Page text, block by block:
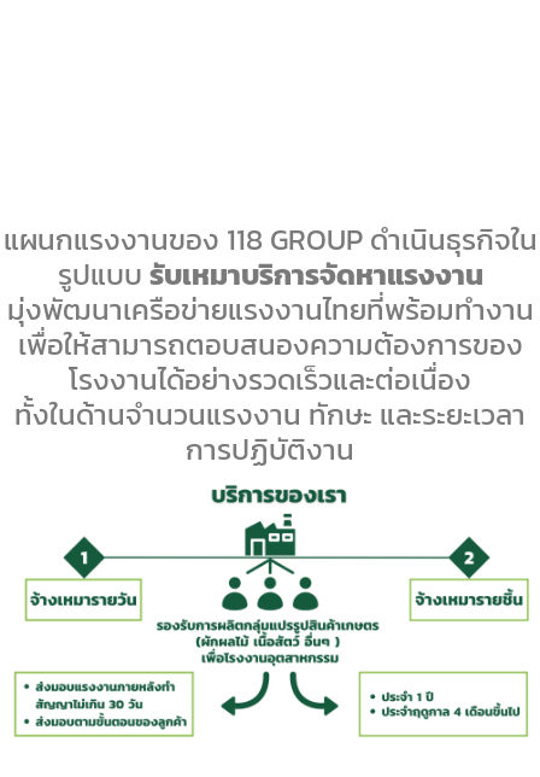
แผนกแรงงานของ 118 GROUP ดำเนินธุรกิจใน
รูปแบบ รับเหมาบริการจัดหาแรงงาน
มุ่งพัฒนาเครือข่ายแรงงานไทยที่พร้อมทำงาน
เพื่อให้สามารถตอบสนองความต้องการของ
โรงงานได้อย่างรวดเร็วและต่อเนื่อง
ทั้งในด้านจำนวนแรงงาน ทักษะ และระยะเวลา
การปฏิบัติงาน